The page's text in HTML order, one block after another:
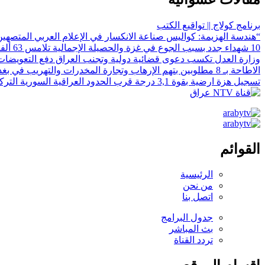
برنامج كولاج || تواقيع الكتب
“هندسة الهزيمة: كواليس صناعة الانكسار في الإعلام العربي
10 شهداء جدد بسبب الجوع في غزة والحصيلة الإجمالية تلامس 63 ألفاً
وزارة العدل تكسب دعوى قضائية دولية وتجنب العراق دفع التعويضات
الاطاحة بـ 8 مطلوبين بتهم الإرهاب وتجارة المخدرات والتهريب في بغداد
تسجيل هزة ارضية بقوة 3,1 درجة قرب الحدود العراقية السورية التركية
القوائم
الرئيسية
من نحن
اتصل بنا
جدول البرامج
بث المباشر
تردد القناة